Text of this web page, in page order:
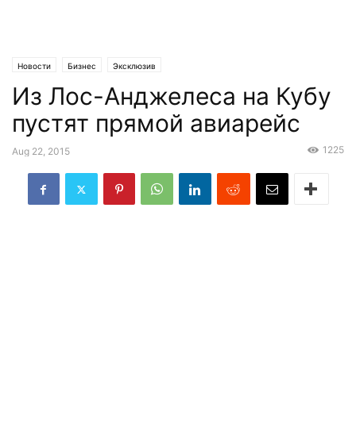
Новости Бизнес Эксклюзив
Из Лос-Анджелеса на Кубу
пустят прямой авиарейс
Aug 22, 2015 1225